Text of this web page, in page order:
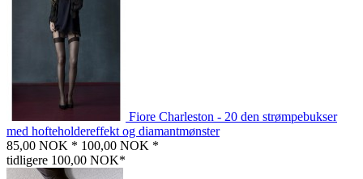
Fiore Charleston - 20 den strømpebukser
med hofteholdereffekt og diamantmønster
85,00 NOK * 100,00 NOK *
tidligere 100,00 NOK*